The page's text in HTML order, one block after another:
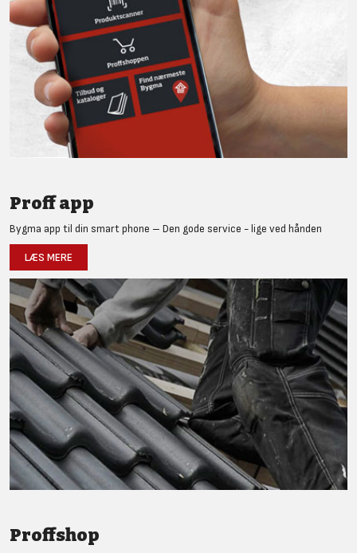
Proff app
Bygma app til din smart phone – Den gode service - lige ved hånden
LÆS MERE
Proffshop